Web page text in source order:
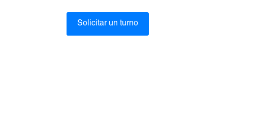
Solicitar un turno